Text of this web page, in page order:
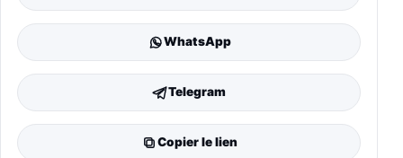
WhatsApp
Telegram
Copier le lien